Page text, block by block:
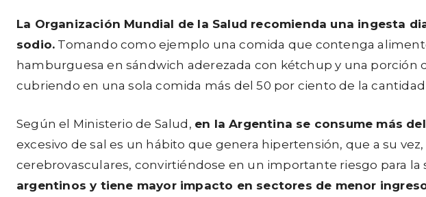
La Organización Mundial de la Salud recomienda una ingesta
sodio. Tomando como ejemplo una comida que contenga
hamburguesa en sándwich aderezada con kétchup y una porción
cubriendo en una sola comida más del 50 por ciento de la
Según el Ministerio de Salud, en la Argentina se consume más
excesivo de sal es un hábito que genera hipertensión, que a su
cerebrovasculares, convirtiéndose en un importante riesgo para la
argentinos y tiene mayor impacto en sectores de menor